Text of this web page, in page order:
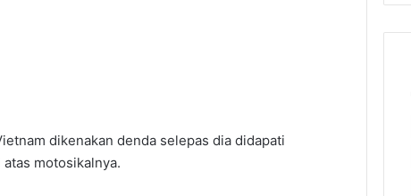
dikenakan denda selepas dia didapati
motosikalnya.